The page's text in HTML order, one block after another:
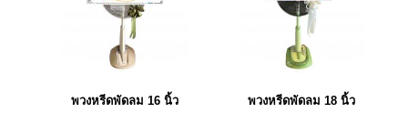
พวงหรีดพัดลม 16 นิ้ว พวงหรีดพัดลม 18 นิ้ว